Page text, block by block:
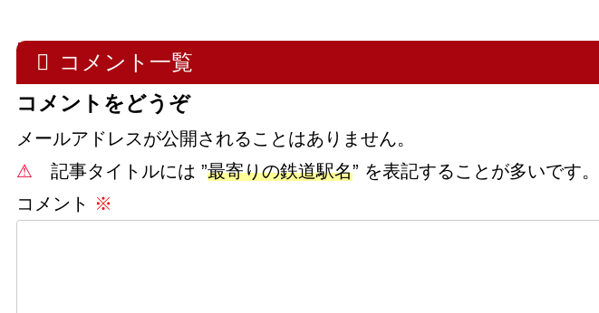
コメント一覧
コメントをどうぞ
メールアドレスが公開されることはありません。
⚠ 記事タイトルには ”最寄りの鉄道駅名” を表記することが多いです。
コメント ※